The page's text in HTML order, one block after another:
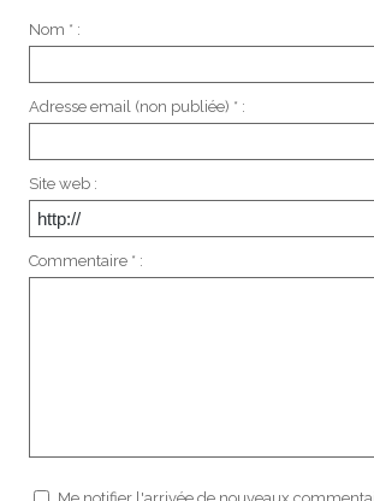
Nom * :
Adresse email (non publiée) * :
Site web :
Commentaire * :